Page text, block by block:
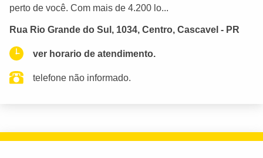
perto de você. Com mais de 4.200 lo...
Rua Rio Grande do Sul, 1034, Centro, Cascavel - PR
ver horario de atendimento.
telefone não informado.